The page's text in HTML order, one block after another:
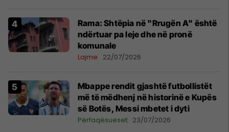
Rama: Shtëpia në "Rrugën A" është
ndërtuar pa leje dhe në pronë
komunale
Lajme 22/07/2026
Mbappe rendit gjashtë futbollistët
më të mëdhenj në historinë e Kupës
së Botës, Messi mbetet i dyti
Përfaqësueset 23/07/2026